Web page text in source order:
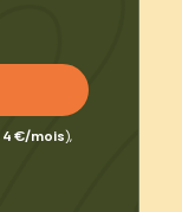
4 €/mois),